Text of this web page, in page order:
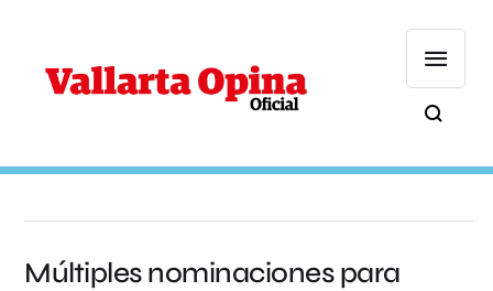
Múltiples nominaciones para